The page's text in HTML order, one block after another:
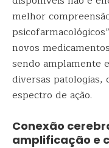
melhor
novos
sendo amplamente
diversas patologias,
espectro de ação.
Conexão
amplificação e